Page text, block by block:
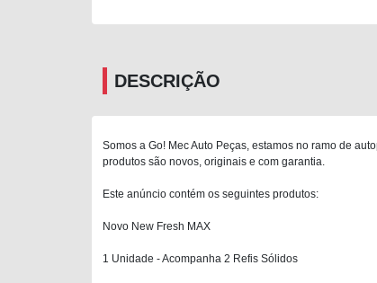
DESCRIÇÃO
Somos a Go! Mec Auto Peças, estamos no ramo de
produtos são novos, originais e com garantia.
Este anúncio contém os seguintes produtos:
Novo New Fresh MAX
1 Unidade - Acompanha 2 Refis Sólidos